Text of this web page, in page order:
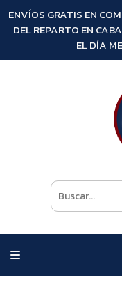
ENVÍOS GRATIS EN
DEL REPARTO EN
EL DÍA